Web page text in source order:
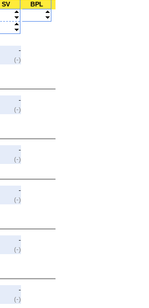
SV BPL
-
(-)
-
(-)
-
(-)
-
(-)
-
(-)
-
(-)